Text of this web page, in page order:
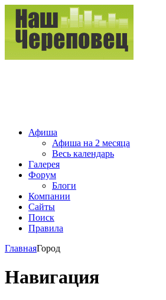
Афиша
Афиша на 2 месяца
Весь календарь
Галерея
Форум
Блоги
Компании
Сайты
Поиск
Правила
ГлавнаяГород
Навигация